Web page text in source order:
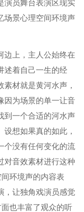
员舞台表演区现实
场景心理空间环境声
上，主人公始终在
述着自己一生的经
材就是黄河水声，
因为场景的单一让音
到一个合适的河水声
想如果真的如此，
个没有任何变化的流
对音效素材进行这种
环境声的内容表
，让独角戏演员感觉
面也丰富了观众的听